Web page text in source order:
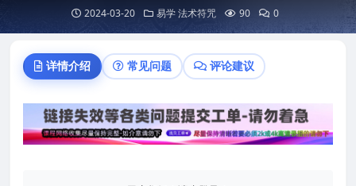
2024-03-20 易学 法术符咒 90 0
详情介绍 常见问题 评论建议